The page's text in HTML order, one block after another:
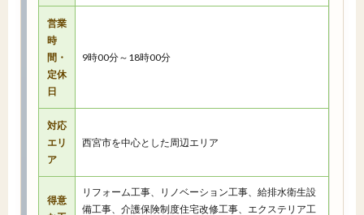
営業
時
間・
定休
日
9時00分～18時00分
対応
エリ
ア
西宮市を中心とした周辺エリア
得意
リフォーム工事、リノベーション工事、給排水衛生設
備工事、介護保険制度住宅改修工事、エクステリア工